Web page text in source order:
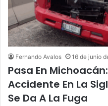
Fernando Avalos 16 de junio
Pasa En
Accidente En La
Se Da A La Fuga